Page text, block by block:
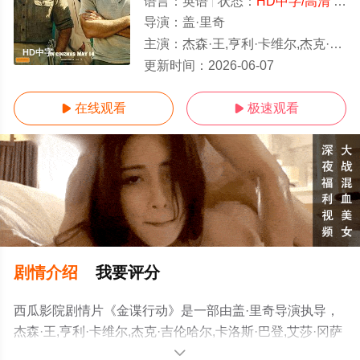
HD中字
导演： 盖·里奇
主演： 杰森·王,亨利·卡维尔,杰克·吉伦哈尔,卡洛斯·巴登,艾莎·冈萨雷斯,克里斯托弗·海维尤,裴淳华,费舍·史蒂芬斯,克
更新时间： 2026-06-07
 在线观看  极速观看
剧情介绍 我要评分
西瓜影院剧情片《金谍行动》是一部由盖·里奇导演执导，
杰森·王,亨利·卡维尔,杰克·吉伦哈尔,卡洛斯·巴登,艾莎·冈萨
雷斯,克里斯托弗·海维尤,裴淳华,费舍·史蒂芬斯,克里斯蒂安
